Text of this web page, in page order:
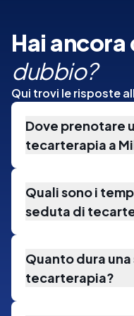
Hai
dubbio?
Qui trovi le risposte
Dove prenotare
tecarterapia a
Quali sono i
seduta di
Quanto dura
tecarterapia?